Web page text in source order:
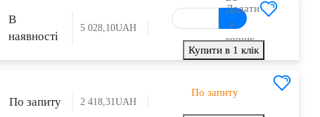
В
наявності
UAH
5 028,10
Купити в 1 клік
По запиту UAH
2 418,31
По запиту